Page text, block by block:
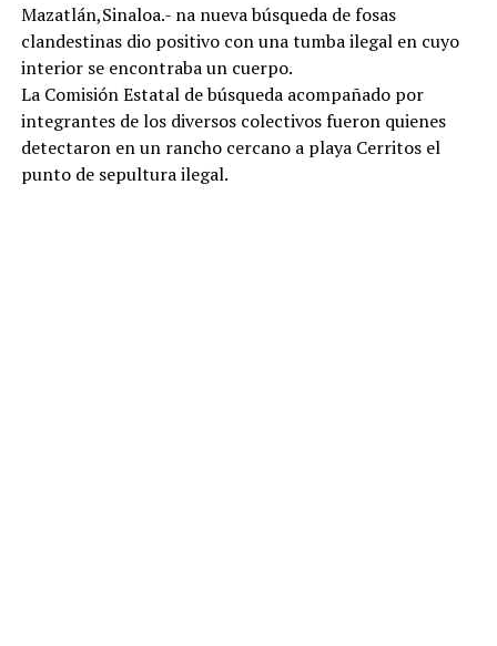
Mazatlán,Sinaloa.- na nueva búsqueda de fosas
clandestinas dio positivo con una tumba ilegal en cuyo
interior se encontraba un cuerpo.
La Comisión Estatal de búsqueda acompañado por
integrantes de los diversos colectivos fueron quienes
detectaron en un rancho cercano a playa Cerritos el
punto de sepultura ilegal.